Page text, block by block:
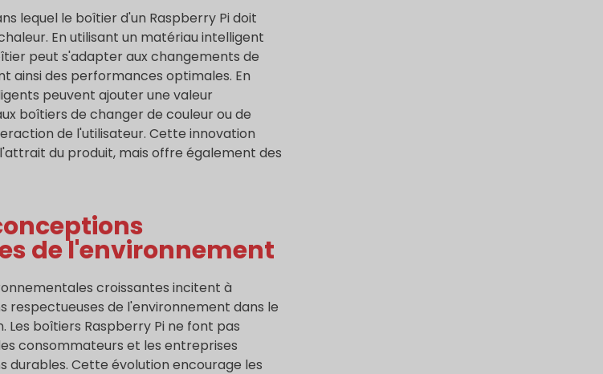
lequel le boîtier d'un Raspberry Pi doit
En utilisant un matériau intelligent
peut s'adapter aux changements de
ainsi des performances optimales. En
peuvent ajouter une valeur
boîtiers de changer de couleur ou de
de l'utilisateur. Cette innovation
du produit, mais offre également des
de l'environnement
croissantes incitent à
respectueuses de l'environnement dans le
Les boîtiers Raspberry Pi ne font pas
consommateurs et les entreprises
durables. Cette évolution encourage les